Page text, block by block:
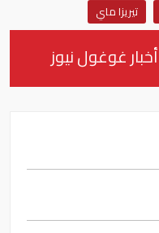
تيريزا ماي
أخبار غوغول نيوز